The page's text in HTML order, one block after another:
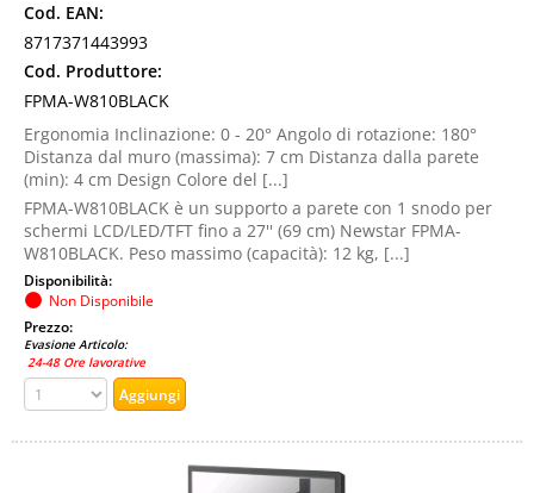
Cod. EAN:
8717371443993
Cod. Produttore:
FPMA-W810BLACK
Ergonomia Inclinazione: 0 - 20° Angolo di rotazione: 180°
Distanza dal muro (massima): 7 cm Distanza dalla parete
(min): 4 cm Design Colore del [...]
FPMA-W810BLACK è un supporto a parete con 1 snodo per
schermi LCD/LED/TFT fino a 27'' (69 cm) Newstar FPMA-
W810BLACK. Peso massimo (capacità): 12 kg, [...]
Disponibilità:
Non Disponibile
Prezzo:
Evasione Articolo:
24-48 Ore lavorative